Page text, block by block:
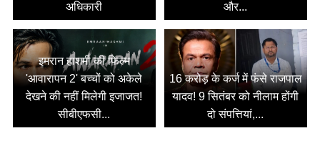
अधिकारी
और...
इमरान हाशमी की फिल्म
'आवारापन 2' बच्चों को अकेले
देखने की नहीं मिलेगी इजाजत!
सीबीएफसी...
16 करोड़ के कर्ज में फंसे राजपाल
यादव! 9 सितंबर को नीलाम होंगी
दो संपत्तियां,...